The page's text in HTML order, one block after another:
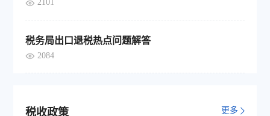
2101
税务局出口退税热点问题解答
2084
税收政策 更多